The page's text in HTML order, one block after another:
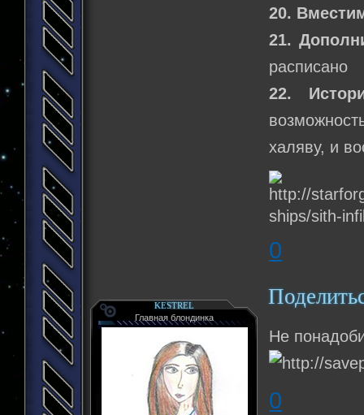
20.
21.
расписано
22.
халяву, и
0
KESTREL
Главная блондинка
Не
0